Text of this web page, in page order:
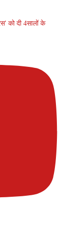
को दी 4सालों के